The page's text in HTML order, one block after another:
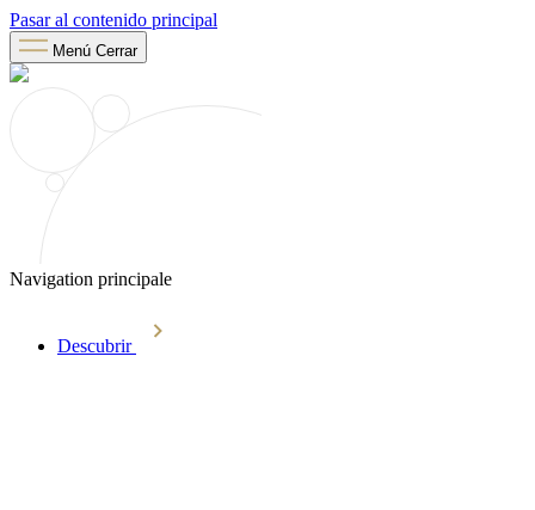
Pasar al contenido principal
Menú Cerrar
Navigation principale
Descubrir